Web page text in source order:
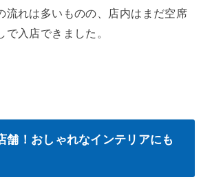
流れは多いものの、店内はまだ空席
入店できました。
舗！おしゃれなインテリアにも